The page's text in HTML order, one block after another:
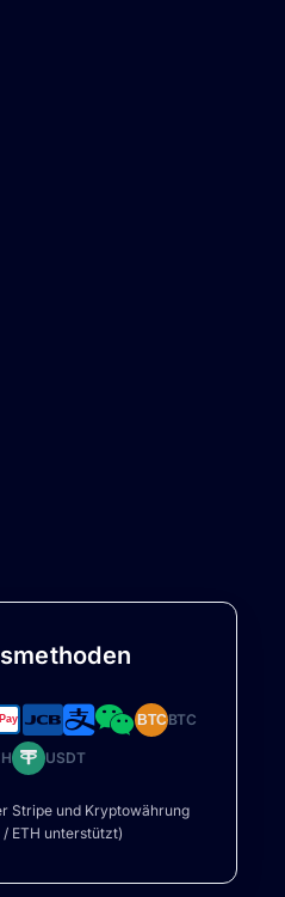
BTCBTC
USDT
Stripe und Kryptowährung
/ ETH unterstützt)